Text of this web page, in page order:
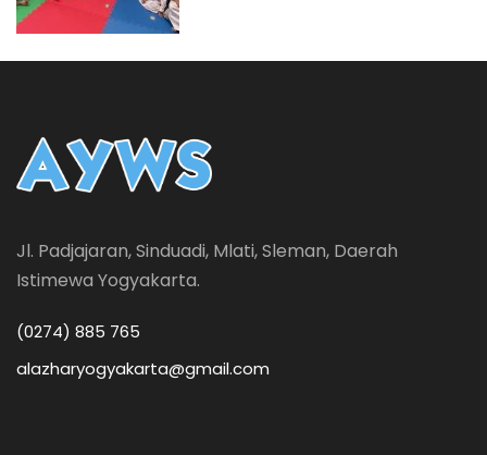
Jl. Padjajaran, Sinduadi, Mlati, Sleman, Daerah
Istimewa Yogyakarta.
(0274) 885 765
alazharyogyakarta@gmail.com